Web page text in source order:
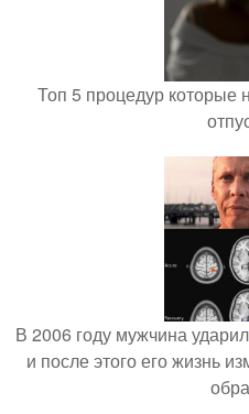
Топ 5 процедур которые
В 2006 году мужчина
и после этого его жизнь